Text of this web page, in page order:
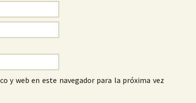
y web en este navegador para la próxima vez